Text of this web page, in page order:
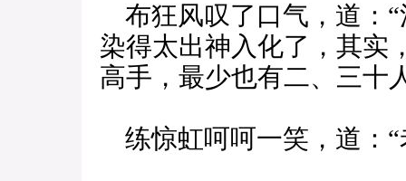
布狂风叹了口气，道：
染得太出神入化了，其实
高手，最少也有二、三十
练惊虹呵呵一笑，道：“